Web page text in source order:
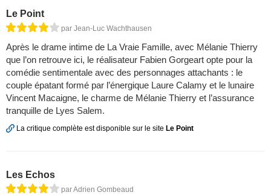
Le Point
par Jean-Luc Wachthausen
Après le drame intime de La Vraie Famille, avec Mélanie Thierry
que l’on retrouve ici, le réalisateur Fabien Gorgeart opte pour la
comédie sentimentale avec des personnages attachants : le
couple épatant formé par l’énergique Laure Calamy et le lunaire
Vincent Macaigne, le charme de Mélanie Thierry et l’assurance
tranquille de Lyes Salem.
La critique complète est disponible sur le site Le Point
Les Echos
par Adrien Gombeaud